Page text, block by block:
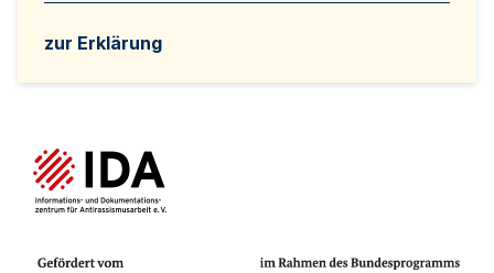
zur Erklärung